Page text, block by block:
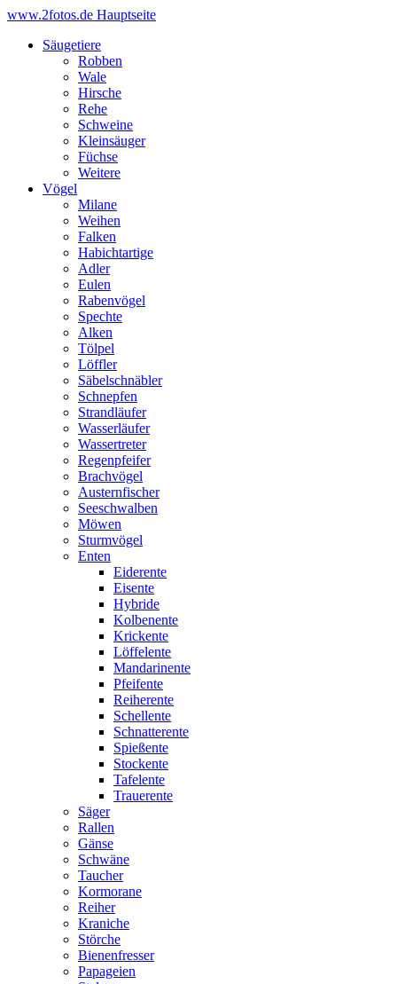
www.2fotos.de Hauptseite
Säugetiere
Robben
Wale
Hirsche
Rehe
Schweine
Kleinsäuger
Füchse
Weitere
Vögel
Milane
Weihen
Falken
Habichtartige
Adler
Eulen
Rabenvögel
Spechte
Alken
Tölpel
Löffler
Säbelschnäbler
Schnepfen
Strandläufer
Wasserläufer
Wassertreter
Regenpfeifer
Brachvögel
Austernfischer
Seeschwalben
Möwen
Sturmvögel
Enten
Eiderente
Eisente
Hybride
Kolbenente
Krickente
Löffelente
Mandarinente
Pfeifente
Reiherente
Schellente
Schnatterente
Spießente
Stockente
Tafelente
Trauerente
Säger
Rallen
Gänse
Schwäne
Taucher
Kormorane
Reiher
Kraniche
Störche
Bienenfresser
Papageien